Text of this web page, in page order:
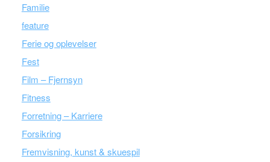
Familie
feature
Ferie og oplevelser
Fest
Film – Fjernsyn
Fitness
Forretning – Karriere
Forsikring
Fremvisning, kunst & skuespil